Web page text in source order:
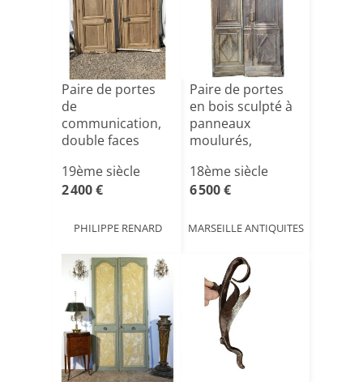
Paire de portes
de
communication,
double faces
19ème siècle
2 400 €
PHILIPPE RENARD
Paire de portes
en bois sculpté à
panneaux
moulurés,
18ème siècle
6 500 €
MARSEILLE ANTIQUITES